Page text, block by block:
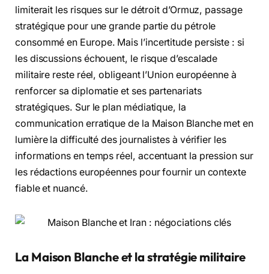
limiterait les risques sur le détroit d’Ormuz, passage
stratégique pour une grande partie du pétrole
consommé en Europe. Mais l’incertitude persiste : si
les discussions échouent, le risque d’escalade
militaire reste réel, obligeant l’Union européenne à
renforcer sa diplomatie et ses partenariats
stratégiques. Sur le plan médiatique, la
communication erratique de la Maison Blanche met en
lumière la difficulté des journalistes à vérifier les
informations en temps réel, accentuant la pression sur
les rédactions européennes pour fournir un contexte
fiable et nuancé.
La Maison Blanche et la stratégie militaire